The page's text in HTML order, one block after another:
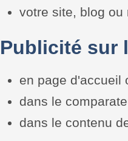
votre site, blog ou
Publicité sur
en page d'accueil
dans le
dans le contenu